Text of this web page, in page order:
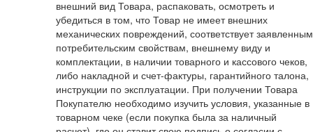
внешний вид Товара, распаковать, осмотреть и
убедиться в том, что Товар не имеет внешних
механических повреждений, соответствует заявленным
потребительским свойствам, внешнему виду и
комплектации, в наличии товарного и кассового чеков,
либо накладной и счет-фактуры, гарантийного талона,
инструкции по эксплуатации. При получении Товара
Покупателю необходимо изучить условия, указанные в
товарном чеке (если покупка была за наличный